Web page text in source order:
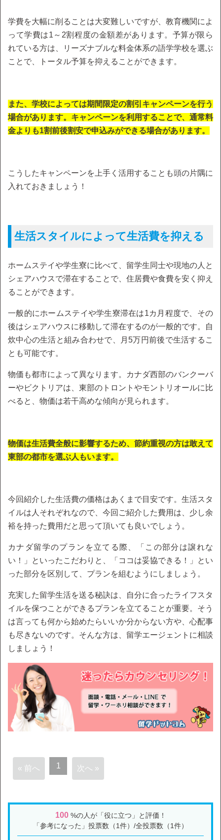
学費を大幅に削ることは大変難しいですが、教育機関によ
って学費は1～2割程度の金額差があります。予算が限ら
れている方は、リーズナブルな料金体系の語学学校を選ぶ
ことで、トータル予算を抑えることができます。
また、学校によっては期間限定の割引キャンペーンを行う
場合があります。キャンペーンを利用することで、通常料
金よりも1割前後割安で申込みができる場合があります。
こうしたキャンペーンを上手く活用することも頭の片隅に
入れておきましょう！
生活スタイルによって生活費を抑える
ホームステイや学生寮に比べて、留学生同士や現地の人と
シェアハウスで滞在することで、住居費や食費を安く抑え
ることができます。
一般的にホームステイや学生寮滞在は1カ月程度で、その
後はシェアハウスに移動して滞在するのが一般的です。自
炊中心の生活と組み合わせで、月5万円前後で生活するこ
とも可能です。
物価も都市によって異なります。カナダ西部のバンクーバ
ーやビクトリアは、東部のトロントやモントリオールに比
べると、物価は若干高めな傾向が見られます。
物価は生活費全般に影響するため、節約重視の方は敢えて
東部の都市を選ぶ人もいます。
今回紹介した生活費の価格はあくまで目安です。生活スタ
イルは人それぞれなので、今回ご紹介した費用は、少し余
裕を持った費用だと思って頂いても良いでしょう。
カナダ留学のプランを立てる際、「この部分は譲れな
い！」といったこだわりと、「ココは妥協できる！」とい
った部分を区別して、プランを組むようにしましょう。
充実した留学生活を送る秘訣は、自分に合ったライフスタ
イルを保つことができるプランを立てることが重要。そう
は言っても何から始めたらいいか分からない方や、心配事
も尽きないのです。そんな方は、留学エージェントに相談
しましょう！
« 前へ 1 次へ »
100%の人が「役に立つ」と評価！
「参考になった」投票数（1件）/全投票数（1件）